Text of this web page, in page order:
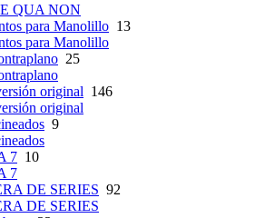
QUA NON
para Manolillo 13
para Manolillo
25
original 146
original
9
7 10
7
DE SERIES 92
DE SERIES